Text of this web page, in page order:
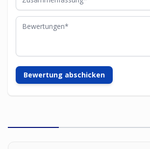
Bewertungen
Bewertung abschicken